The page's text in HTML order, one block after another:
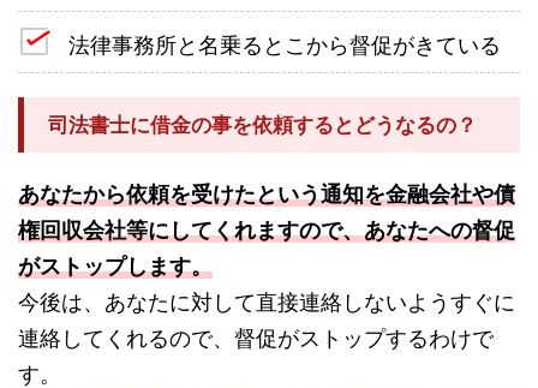
法律事務所と名乗るとこから督促がきている
司法書士に借金の事を依頼するとどうなるの？
あなたから依頼を受けたという通知を金融会社や債
権回収会社等にしてくれますので、あなたへの督促
がストップします。
今後は、あなたに対して直接連絡しないようすぐに
連絡してくれるので、督促がストップするわけで
す。